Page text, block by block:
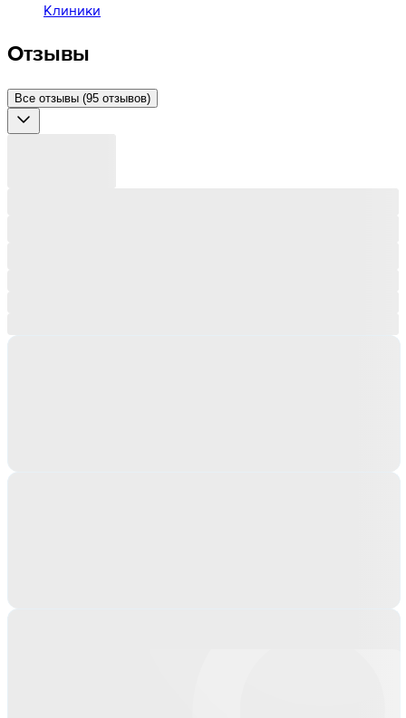
Клиники
Отзывы
Все отзывы (95 отзывов)